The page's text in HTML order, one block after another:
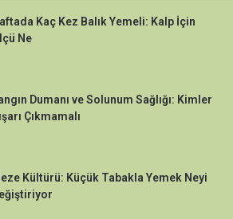
Kaç Kez Balık Yemeli: Kalp İçin
Ne
Dumanı ve Solunum Sağlığı: Kimler
Çıkmamalı
Kültürü: Küçük Tabakla Yemek Neyi